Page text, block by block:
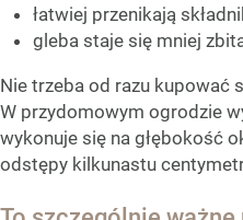
łatwiej przenikają
gleba staje się mniej
Nie trzeba od razu kupować
W przydomowym ogrodzie
wykonuje się na głębokość
odstępy kilkunastu